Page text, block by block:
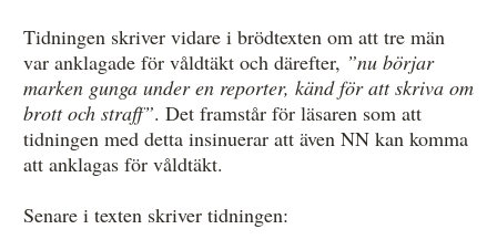
Tidningen skriver vidare i brödtexten om att tre män
var anklagade för våldtäkt och därefter, ”nu börjar
marken gunga under en reporter, känd för att skriva om
brott och straff”. Det framstår för läsaren som att
tidningen med detta insinuerar att även NN kan komma
att anklagas för våldtäkt.
Senare i texten skriver tidningen: